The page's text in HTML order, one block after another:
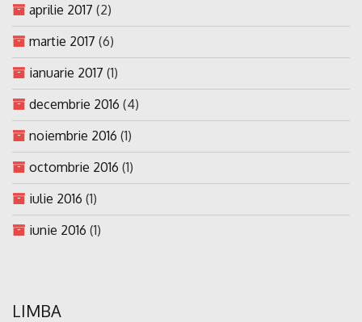
aprilie 2017 (2)
martie 2017 (6)
ianuarie 2017 (1)
decembrie 2016 (4)
noiembrie 2016 (1)
octombrie 2016 (1)
iulie 2016 (1)
iunie 2016 (1)
LIMBA